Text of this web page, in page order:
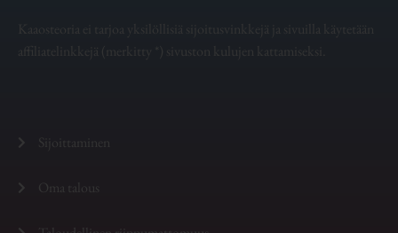
Kaaosteoria ei tarjoa yksilöllisiä sijoitusvinkkejä ja sivuilla käytetään
affiliatelinkkejä (merkitty *) sivuston kulujen kattamiseksi.
Sijoittaminen
Oma talous